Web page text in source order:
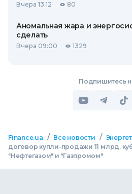
Вчера 13:12 80
Аномальная жара и
сделать
Вчера 09:00 1329
Подпишитесь
Finance.ua / Все новости /
договор купли-продажи 11 млрд.
"Нефтегазом" и "Газпромом"